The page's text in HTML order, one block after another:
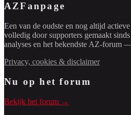
AZFanpage
Een van de oudste en nog altijd
volledig door supporters gemaakt
analyses en het bekendste AZ-forum
Privacy, cookies & disclaimer
Nu op het forum
Bekijk het forum →